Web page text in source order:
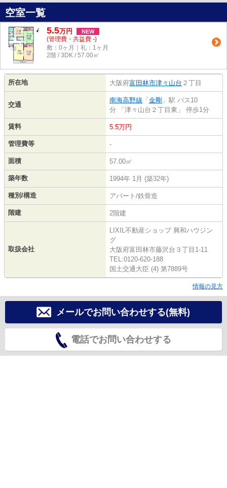
空室一覧
5.5万円 NEW
(管理費・共益費 -)
敷：0ヶ月｜礼：1ヶ月
2階 / 3DK / 57.00㎡
所在地 大阪府富田林市津々山台 ２丁目
交通
南海高野線 「 金剛 」駅 バス10
分 「津々山台２丁目東」 停歩1分
賃料 5.5万円
管理費等 -
面積 57.00㎡
築年数 1994年 1月 (築32年)
種別/構造 アパート/鉄骨造
階建 2階建
取扱会社
LIXIL不動産ショップ 興和ハウジン
グ
大阪府富田林市藤沢台３丁目1-11
TEL:0120-620-188
国土交通大臣 (4) 第7889号
情報の見方
メールでお問い合わせする(無料)
電話でお問い合わせする